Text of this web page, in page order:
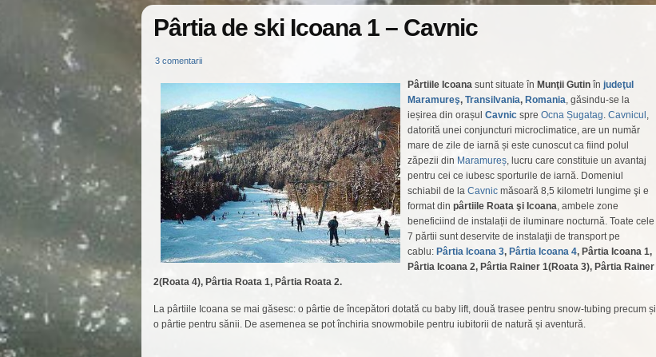
Pârtia de ski Icoana 1 – Cavnic
3 comentarii
Pârtiile Icoana sunt situate în Munţii Gutin în judeţul
Maramureş, Transilvania, Romania, găsindu-se la
ieșirea din orașul Cavnic spre Ocna Șugatag. Cavnicul ,
datorită unei conjuncturi microclimatice, are un număr
mare de zile de iarnă și este cunoscut ca fiind polul
zăpezii din Maramureș, lucru care constituie un avantaj
pentru cei ce iubesc sporturile de iarnă. Domeniul
schiabil de la Cavnic măsoară 8,5 kilometri lungime şi e
format din pârtiile Roata şi Icoana, ambele zone
beneficiind de instalații de iluminare nocturnă. Toate cele
7 părtii sunt deservite de instalaţii de transport pe
cablu: Pârtia Icoana 3, Pârtia Icoana 4, Pârtia Icoana 1,
Pârtia Icoana 2, Pârtia Rainer 1(Roata 3), Pârtia Rainer
2(Roata 4), Pârtia Roata 1, Pârtia Roata 2.
La pârtiile Icoana se mai găsesc: o pârtie de începători dotată cu baby lift, două trasee pentru snow-tubing precum și
o pârtie pentru sănii. De asemenea se pot închiria snowmobile pentru iubitorii de natură și aventură.